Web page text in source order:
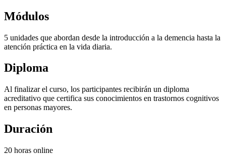
Módulos
5 unidades que abordan desde la introducción a la demencia hasta la
atención práctica en la vida diaria.
Diploma
Al finalizar el curso, los participantes recibirán un diploma
acreditativo que certifica sus conocimientos en trastornos cognitivos
en personas mayores.
Duración
20 horas online